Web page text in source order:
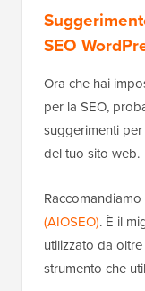
SEO
Ora che hai
per la SEO,
suggerimenti
del tuo sito web.
(AIOSEO). È il
utilizzato da
strumento che